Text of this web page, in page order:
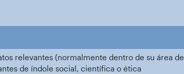
relevantes (normalmente dentro de su área de
de índole social, científica o ética